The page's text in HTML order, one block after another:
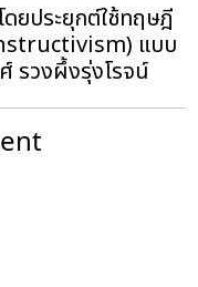
ยประยุกต์ใช้ทฤษฎี
แบบ
รวงผึ้งรุ่งโรจน์